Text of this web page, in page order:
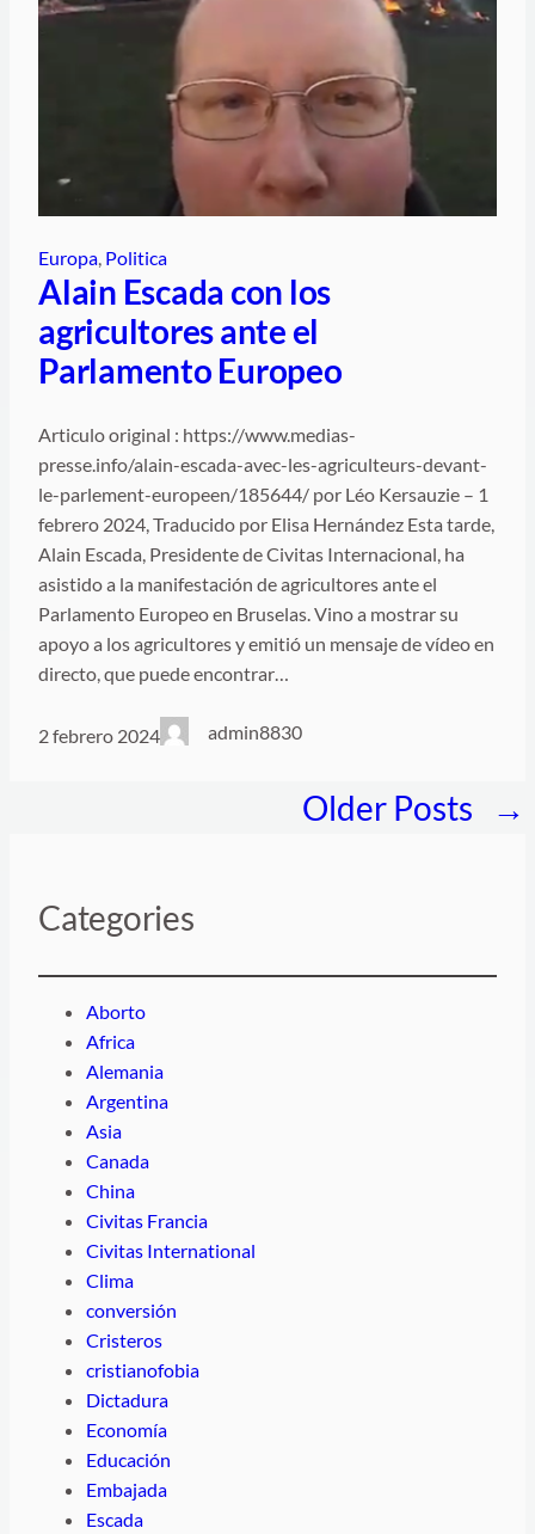
Europa, Politica
Alain Escada con los
agricultores ante el
Parlamento Europeo
Articulo original : https://www.medias-
presse.info/alain-escada-avec-les-agriculteurs-devant-
le-parlement-europeen/185644/ por Léo Kersauzie – 1
febrero 2024, Traducido por Elisa Hernández Esta tarde,
Alain Escada, Presidente de Civitas Internacional, ha
asistido a la manifestación de agricultores ante el
Parlamento Europeo en Bruselas. Vino a mostrar su
apoyo a los agricultores y emitió un mensaje de vídeo en
directo, que puede encontrar…
2 febrero 2024 admin8830
Older Posts →
Categories
Aborto
Africa
Alemania
Argentina
Asia
Canada
China
Civitas Francia
Civitas International
Clima
conversión
Cristeros
cristianofobia
Dictadura
Economía
Educación
Embajada
Escada